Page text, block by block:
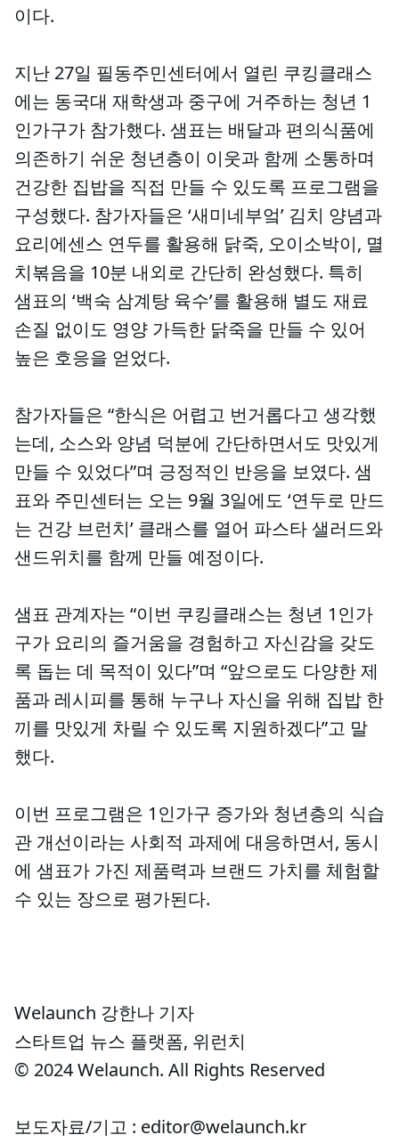
이다.
지난 27일 필동주민센터에서 열린 쿠킹클래스
에는 동국대 재학생과 중구에 거주하는 청년 1
인가구가 참가했다. 샘표는 배달과 편의식품에
의존하기 쉬운 청년층이 이웃과 함께 소통하며
건강한 집밥을 직접 만들 수 있도록 프로그램을
구성했다. 참가자들은 ‘새미네부엌’ 김치 양념과
요리에센스 연두를 활용해 닭죽, 오이소박이, 멸
치볶음을 10분 내외로 간단히 완성했다. 특히
샘표의 ‘백숙 삼계탕 육수’를 활용해 별도 재료
손질 없이도 영양 가득한 닭죽을 만들 수 있어
높은 호응을 얻었다.
참가자들은 “한식은 어렵고 번거롭다고 생각했
는데, 소스와 양념 덕분에 간단하면서도 맛있게
만들 수 있었다”며 긍정적인 반응을 보였다. 샘
표와 주민센터는 오는 9월 3일에도 ‘연두로 만드
는 건강 브런치’ 클래스를 열어 파스타 샐러드와
샌드위치를 함께 만들 예정이다.
샘표 관계자는 “이번 쿠킹클래스는 청년 1인가
구가 요리의 즐거움을 경험하고 자신감을 갖도
록 돕는 데 목적이 있다”며 “앞으로도 다양한 제
품과 레시피를 통해 누구나 자신을 위해 집밥 한
끼를 맛있게 차릴 수 있도록 지원하겠다”고 말
했다.
이번 프로그램은 1인가구 증가와 청년층의 식습
관 개선이라는 사회적 과제에 대응하면서, 동시
에 샘표가 가진 제품력과 브랜드 가치를 체험할
수 있는 장으로 평가된다.
Welaunch 강한나 기자
스타트업 뉴스 플랫폼, 위런치
© 2024 Welaunch. All Rights Reserved
보도자료/기고 : editor@welaunch.kr